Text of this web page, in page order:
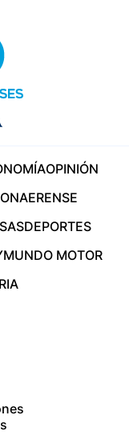
OPINIÓN
DEPORTES
MUNDO MOTOR